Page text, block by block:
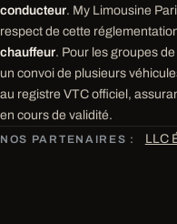
conducteur. My Limousine
respect de cette
chauffeur. Pour les groupes
un convoi de plusieurs
au registre VTC officiel,
en cours de validité.
NOS PARTENAIRES : LLC